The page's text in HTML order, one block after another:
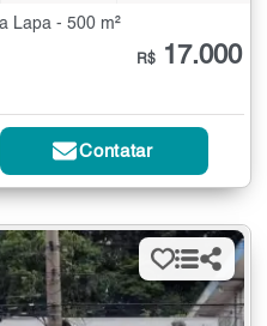
Lapa - 500 m²
R$ 17.000
Contatar